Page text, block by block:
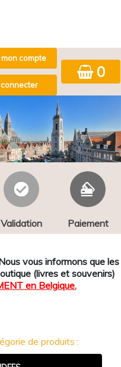
0
Validation Paiement
vous informons que les
(livres et souvenirs)
en Belgique.
de produits :